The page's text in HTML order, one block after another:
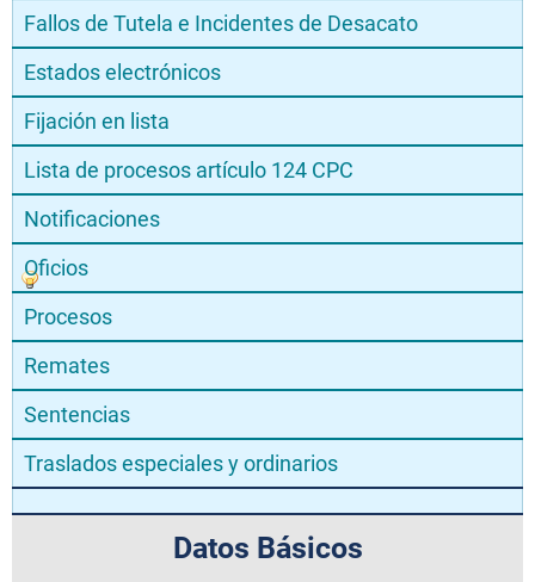
Fallos de Tutela e Incidentes de Desacato
Estados electrónicos
Fijación en lista
Lista de procesos artículo 124 CPC
Notificaciones
Oficios
Procesos
Remates
Sentencias
Traslados especiales y ordinarios
Datos Básicos